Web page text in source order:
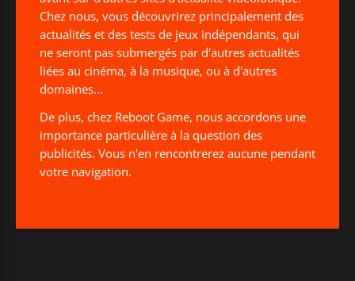
Chez nous, vous découvrirez principalement des
actualités et des tests de jeux indépendants, qui
ne seront pas submergés par d'autres actualités
liées au cinéma, à la musique, ou à d'autres
domaines...
De plus, chez Reboot Game, nous accordons une
importance particulière à la question des
publicités. Vous n'en rencontrerez aucune pendant
votre navigation.